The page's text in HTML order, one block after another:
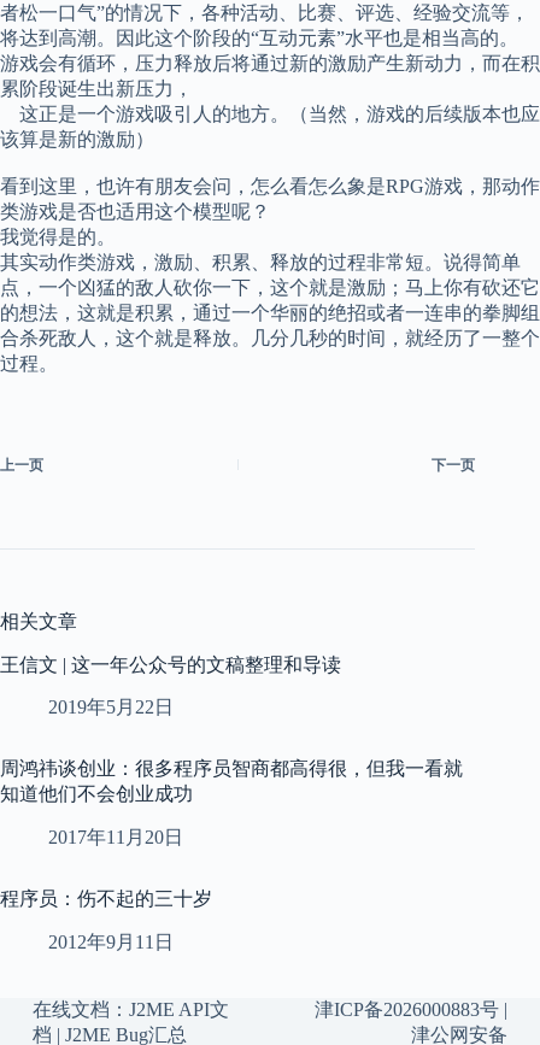
者松一口气”的情况下，各种活动、比赛、评选、经验交流等，
将达到高潮。因此这个阶段的“互动元素”水平也是相当高的。
游戏会有循环，压力释放后将通过新的激励产生新动力，而在积
累阶段诞生出新压力，
这正是一个游戏吸引人的地方。（当然，游戏的后续版本也应
该算是新的激励）
看到这里，也许有朋友会问，怎么看怎么象是RPG游戏，那动作
类游戏是否也适用这个模型呢？
我觉得是的。
其实动作类游戏，激励、积累、释放的过程非常短。说得简单
点，一个凶猛的敌人砍你一下，这个就是激励；马上你有砍还它
的想法，这就是积累，通过一个华丽的绝招或者一连串的拳脚组
合杀死敌人，这个就是释放。几分几秒的时间，就经历了一整个
过程。
上一页 下一页
相关文章
王信文 | 这一年公众号的文稿整理和导读
2019年5月22日
周鸿祎谈创业：很多程序员智商都高得很，但我一看就
知道他们不会创业成功
2017年11月20日
程序员：伤不起的三十岁
2012年9月11日
在线文档： J2ME API文
档 | J2ME Bug汇总
津ICP备2026000883号 |
津公网安备